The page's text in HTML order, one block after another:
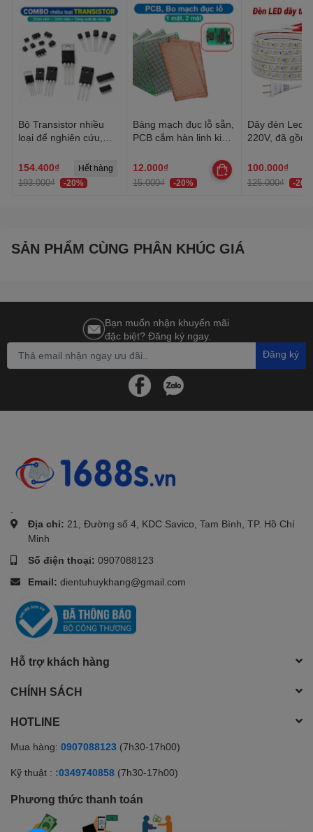
Bộ Transistor nhiều
loại để nghiên cứu,
154.400₫
193.000₫ -20%
Hết hàng
Bảng mạch đục lỗ sẵn,
PCB cắm hàn linh kiện
12.000₫
15.000₫ -20%
Dây đèn Led
220V, đã gồm
trang trí quấn
trần, lễ Tết
100.000₫
125.000₫ -20%
SẢN PHẨM CÙNG PHÂN KHÚC GIÁ
Bạn muốn nhận khuyến mãi
đặc biệt? Đăng ký ngay.
Đăng ký
Địa chỉ: 21, Đường số 4, KDC Savico, Tam Bình, TP. Hồ Chí
Minh
Số điện thoại: 0907088123
Email: dientuhuykhang@gmail.com
Hỗ trợ khách hàng
CHÍNH SÁCH
HOTLINE
Mua hàng: 0907088123 (7h30-17h00)
Kỹ thuật : :0349740858 (7h30-17h00)
Phương thức thanh toán